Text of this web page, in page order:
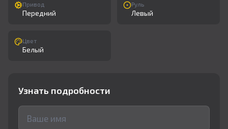
Привод
Передний
Руль
Левый
Цвет
Белый
Узнать подробности